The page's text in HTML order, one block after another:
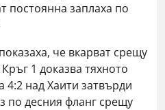
постоянна заплаха по
че вкарват срещу
1 доказва тяхното
4:2 над Хаити затвърди
по десния фланг срещу